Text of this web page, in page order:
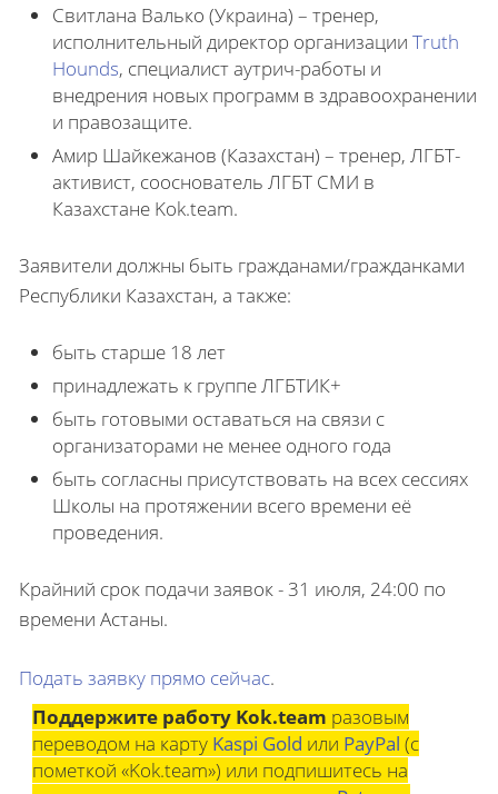
Свитлана Валько (Украина) – тренер,
исполнительный директор организации Truth
Hounds, специалист аутрич-работы и
внедрения новых программ в здравоохранении
и правозащите.
Амир Шайкежанов (Казахстан) – тренер, ЛГБТ-
активист, сооснователь ЛГБТ СМИ в
Казахстане Kok.team.
Заявители должны быть гражданами/гражданками
Республики Казахстан, а также:
быть старше 18 лет
принадлежать к группе ЛГБТИК+
быть готовыми оставаться на связи с
организаторами не менее одного года
быть согласны присутствовать на всех сессиях
Школы на протяжении всего времени её
проведения.
Крайний срок подачи заявок - 31 июля, 24:00 по
времени Астаны.
Подать заявку прямо сейчас.
Поддержите работу Kok.team разовым
переводом на карту Kaspi Gold или PayPal (с
пометкой «Kok.team») или подпишитесь на